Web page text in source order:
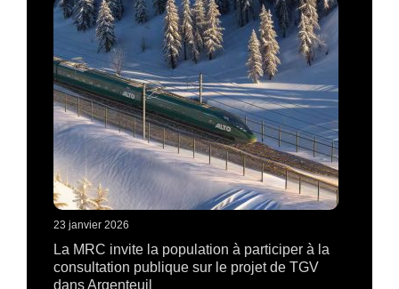
23 janvier 2026
La MRC invite la population à participer à la
consultation publique sur le projet de TGV
dans Argenteuil